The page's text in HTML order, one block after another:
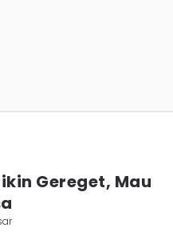
Gereget, Mau